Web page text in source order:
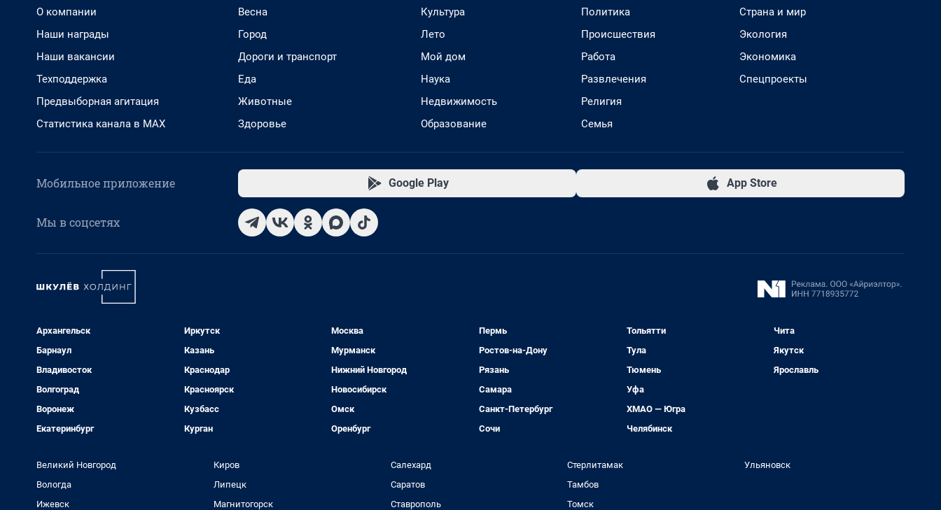
О компании
Наши награды
Наши вакансии
Техподдержка
Предвыборная агитация
Статистика канала в MAX
Весна
Город
Дороги и транспорт
Еда
Животные
Здоровье
Культура
Лето
Мой дом
Наука
Недвижимость
Образование
Политика
Происшествия
Работа
Развлечения
Религия
Семья
Страна и мир
Экология
Экономика
Спецпроекты
Мобильное приложение Google Play App Store
Мы в соцсетях
Архангельск
Барнаул
Владивосток
Волгоград
Воронеж
Екатеринбург
Иркутск
Казань
Краснодар
Красноярск
Кузбасс
Курган
Москва
Мурманск
Нижний Новгород
Новосибирск
Омск
Оренбург
Пермь
Ростов-на-Дону
Рязань
Самара
Санкт-Петербург
Сочи
Тольятти
Тула
Тюмень
Уфа
ХМАО — Югра
Челябинск
Чита
Якутск
Ярославль
Великий Новгород
Вологда
Ижевск
Киров
Липецк
Магнитогорск
Салехард
Саратов
Ставрополь
Стерлитамак
Тамбов
Томск
Ульяновск